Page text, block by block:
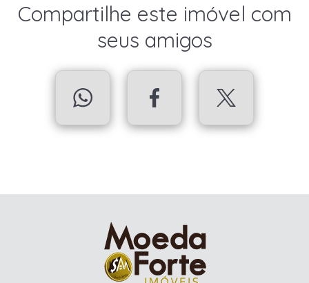
Compartilhe este imóvel com
seus amigos